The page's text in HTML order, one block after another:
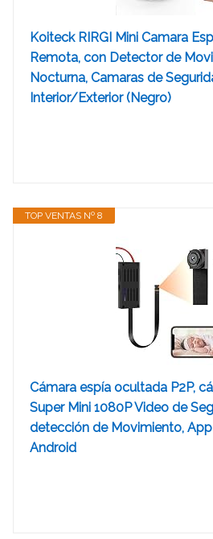
Koiteck RIRGI Mini Camara
Remota, con Detector de
Nocturna, Camaras de
Interior/Exterior (Negro)
TOP VENTAS Nº 8
Cámara espía ocultada P2P,
Super Mini 1080P Video de
detección de Movimiento,
Android